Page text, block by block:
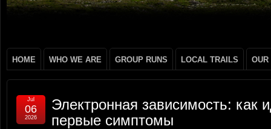
HOME WHO WE ARE GROUP RUNS LOCAL TRAILS OUR
Электронная зависимость: как
первые симптомы
Jul
06
2026